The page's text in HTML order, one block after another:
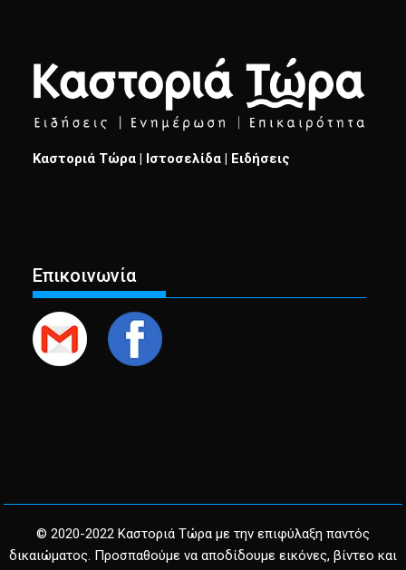
Καστοριά Τώρα | Ιστοσελίδα | Ειδήσεις
Επικοινωνία
© 2020-2022 Καστοριά Τώρα με την επιφύλαξη παντός
δικαιώματος. Προσπαθούμε να αποδίδουμε εικόνες, βίντεο και